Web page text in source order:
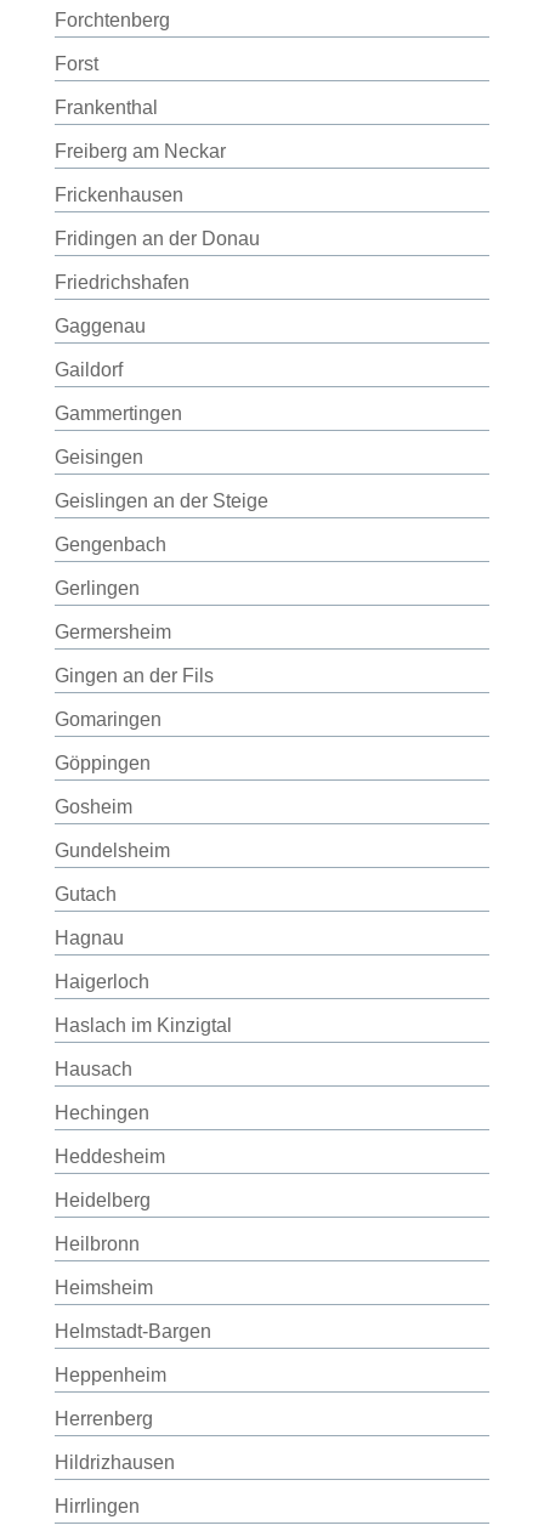
Forchtenberg
Forst
Frankenthal
Freiberg am Neckar
Frickenhausen
Fridingen an der Donau
Friedrichshafen
Gaggenau
Gaildorf
Gammertingen
Geisingen
Geislingen an der Steige
Gengenbach
Gerlingen
Germersheim
Gingen an der Fils
Gomaringen
Göppingen
Gosheim
Gundelsheim
Gutach
Hagnau
Haigerloch
Haslach im Kinzigtal
Hausach
Hechingen
Heddesheim
Heidelberg
Heilbronn
Heimsheim
Helmstadt-Bargen
Heppenheim
Herrenberg
Hildrizhausen
Hirrlingen